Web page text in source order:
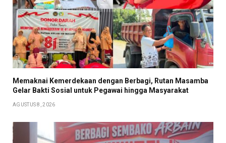
Memaknai Kemerdekaan dengan Berbagi, Rutan Masamba
Gelar Bakti Sosial untuk Pegawai hingga Masyarakat
AGUSTUS 8, 2026